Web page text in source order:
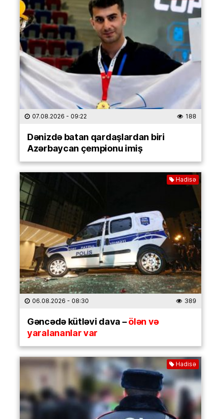
07.08.2026 - 09:22 188
Dənizdə batan qardaşlardan biri
Azərbaycan çempionu imiş
Hadisə
06.08.2026 - 08:30 389
Gəncədə kütləvi dava –ölən və
yaralananlar var
Hadisə